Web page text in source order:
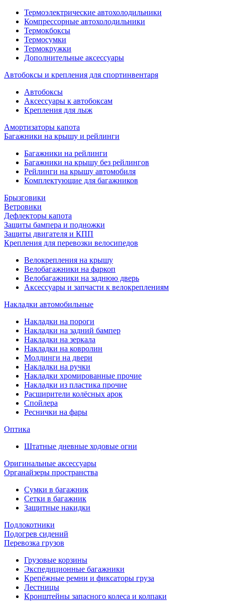
Термоэлектрические автохолодильники
Компрессорные автохолодильники
Термокбоксы
Термосумки
Термокружки
Дополнительные аксессуары
Автобоксы и крепления для спортинвентаря
Автобоксы
Аксессуары к автобоксам
Крепления для лыж
Амортизаторы капота
Багажники на крышу и рейлинги
Багажники на рейлинги
Багажники на крышу без рейлингов
Рейлинги на крышу автомобиля
Комплектующие для багажников
Брызговики
Ветровики
Дефлекторы капота
Защиты бампера и подножки
Защиты двигателя и КПП
Крепления для перевозки велосипедов
Велокрепления на крышу
Велобагажники на фаркоп
Велобагажники на заднюю дверь
Аксессуары и запчасти к велокреплениям
Накладки автомобильные
Накладки на пороги
Накладки на задний бампер
Накладки на зеркала
Накладки на ковролин
Молдинги на двери
Накладки на ручки
Накладки хромированные прочие
Накладки из пластика прочие
Расширители колёсных арок
Спойлера
Реснички на фары
Оптика
Штатные дневные ходовые огни
Оригинальные аксессуары
Органайзеры пространства
Сумки в багажник
Сетки в багажник
Защитные накидки
Подлокотники
Подогрев сидений
Перевозка грузов
Грузовые корзины
Экспедиционные багажники
Крепёжные ремни и фиксаторы груза
Лестницы
Кронштейны запасного колеса и колпаки